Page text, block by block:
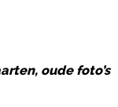
oude foto’s